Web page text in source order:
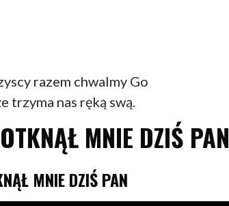
razem chwalmy Go
trzyma nas ręką swą.
MNIE DZIŚ PAN
MNIE DZIŚ PAN